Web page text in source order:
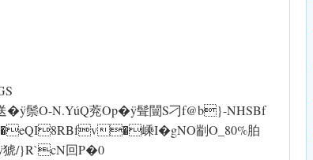
uR送� ÿ鬃O-N.YúQ萒Op� ÿ髶闓S刁f@b}-NHSBf
嵊I�gNO剬O_80%胉
猇/}R`cN回P�0